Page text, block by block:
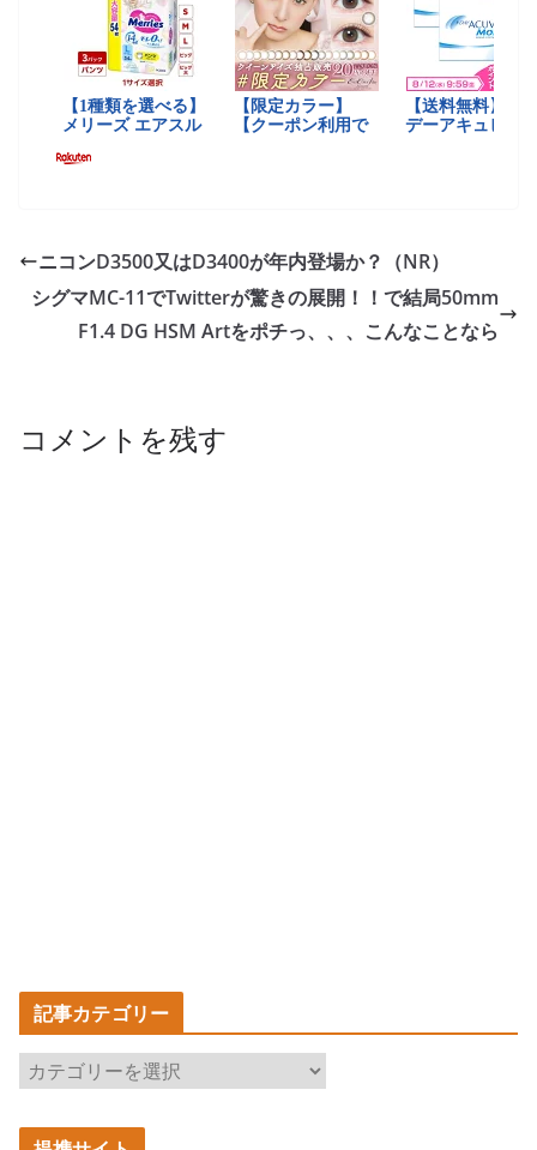
ニコンD3500又はD3400が年内登場か？（NR）
シグマMC-11でTwitterが驚きの展開！！で結局50mm
F1.4 DG HSM Artをポチっ、、、こんなことなら
コメントを残す
記事カテゴリー
記
事
カ